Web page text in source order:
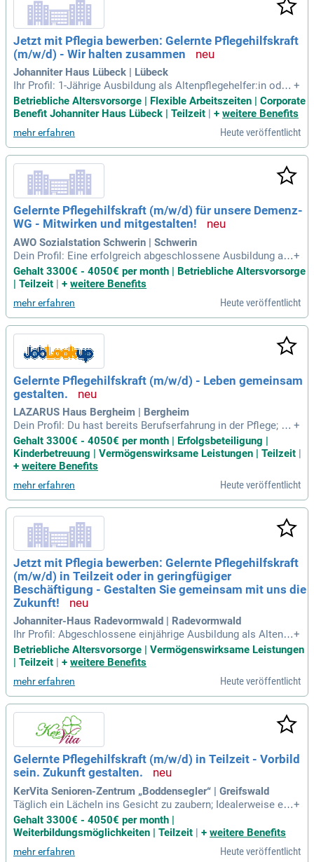
Jetzt mit Pflegia bewerben: Gelernte Pflegehilfskraft
(m/w/d) - Wir halten zusammen
Johanniter Haus Lübeck | Lübeck
Ihr Profil: 1-Jährige Ausbildung als Altenpflegehelfer:in oder
Krankenpflegehelfer:in; Berufserfahrung in der Pflege; Gutes
Einfühlungsvermögen und Empathie für pflegebedürftige Me
wortungsbewusstsein
+
Betriebliche Altersvorsorge | Flexible Arbeitszeiten | Corporate
Benefit Johanniter Haus Lübeck | Teilzeit
+ weitere Benefits
mehr erfahren Heute veröffentlicht
Gelernte Pflegehilfskraft (m/w/d) für unsere Demenz-
WG - Mitwirken und mitgestalten!
AWO Sozialstation Schwerin | Schwerin
Dein Profil: Eine erfolgreich abgeschlossene Ausbildung als
Altenpflegehelfer:in; Flexibilität, Teamfähigkeit, Empathie, s
oziale Kompetenz; Grundlegende PC-Kenntnisse sind von V
+
Gehalt 3300€ - 4050€ per month | Betriebliche Altersvorsorge
| Teilzeit | + weitere Benefits
mehr erfahren Heute veröffentlicht
Gelernte Pflegehilfskraft (m/w/d) - Leben gemeinsam
gestalten.
LAZARUS Haus Bergheim | Bergheim
Dein Profil: Du hast bereits Berufserfahrung in der Pflege; Du
hast eine Ausbildung als Gesundheits- und Krankenpflegehe
lfer:in, Altenpflegehelfer:in; Einfühlungsvermögen und Empa
thie im Umgang mit pflegebedürftigen Menschen; Kooperati
+
Gehalt 3300€ - 4050€ per month | Erfolgsbeteiligung |
Kinderbetreuung | Vermögenswirksame Leistungen | Teilzeit |
+ weitere Benefits
mehr erfahren Heute veröffentlicht
Jetzt mit Pflegia bewerben: Gelernte Pflegehilfskraft
(m/w/d) in Teilzeit oder in geringfügiger
Beschäftigung - Gestalten Sie gemeinsam mit uns die
Zukunft!
Johanniter-Haus Radevormwald | Radevormwald
Ihr Profil: Abgeschlossene einjährige Ausbildung als Altenp
flegehelfer:in (m/w/d), Krankenpflegehelfer:in (m/w/d) oder
Pflegefachassistent:in (m/w/d); Empathie und Freude am U
g in der Pflege wünschenswert
+
Betriebliche Altersvorsorge | Vermögenswirksame Leistungen
| Teilzeit
+ weitere Benefits
mehr erfahren Heute veröffentlicht
Gelernte Pflegehilfskraft (m/w/d) in Teilzeit - Vorbild
sein. Zukunft gestalten.
KerVita Senioren-Zentrum „Boddensegler“ | Greifswald
Täglich ein Lächeln ins Gesicht zu zaubern; Idealerweise ein
e 1-jährige Ausbildung zur Pflegehilfskraft (Alten- oder Kran
kenpflege); Im besten Fall mehrjährige Erfahrung in der Alte
n- und Krankenpflege, stationär oder ambulant; Lust, mit Ihre
n Ideen
+
Gehalt 3300€ - 4050€ per month |
Weiterbildungsmöglichkeiten | Teilzeit | + weitere Benefits
mehr erfahren Heute veröffentlicht